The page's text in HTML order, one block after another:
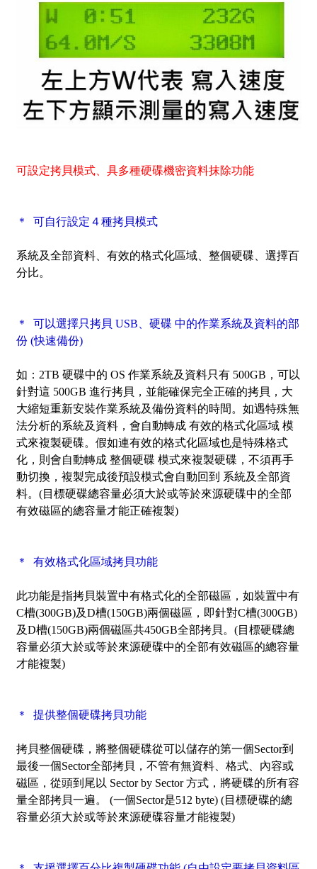
可設定拷貝模式、具多種硬碟機密資料抹除功能
＊ 可自行設定４種拷貝模式
系統及全部資料、有效的格式化區域、整個硬碟、選擇百
分比。
＊ 可以選擇只拷貝 USB、硬碟 中的作業系統及資料的部
份 (快速備份)
如：2TB 硬碟中的 OS 作業系統及資料只有 500GB，可以
針對這 500GB 進行拷貝，並能確保完全正確的拷貝，大
大縮短重新安裝作業系統及備份資料的時間。如遇特殊無
法分析的系統及資料，會自動轉成 有效的格式化區域 模
式來複製硬碟。假如連有效的格式化區域也是特殊格式
化，則會自動轉成 整個硬碟 模式來複製硬碟，不須再手
動切換，複製完成後預設模式會自動回到 系統及全部資
料。(目標硬碟總容量必須大於或等於來源硬碟中的全部
有效磁區的總容量才能正確複製)
＊ 有效格式化區域拷貝功能
此功能是指拷貝裝置中有格式化的全部磁區，如裝置中有
C槽(300GB)及D槽(150GB)兩個磁區，即針對C槽(300GB)
及D槽(150GB)兩個磁區共450GB全部拷貝。(目標硬碟總
容量必須大於或等於來源硬碟中的全部有效磁區的總容量
才能複製)
＊ 提供整個硬碟拷貝功能
拷貝整個硬碟，將整個硬碟從可以儲存的第一個Sector到
最後一個Sector全部拷貝，不管有無資料、格式、內容或
磁區，從頭到尾以 Sector by Sector 方式，將硬碟的所有容
量全部拷貝一遍。 (一個Sector是512 byte) (目標硬碟的總
容量必須大於或等於來源硬碟容量才能複製)